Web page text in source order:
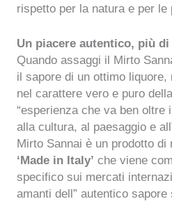
rispetto per la natura e per le
Un piacere autentico, più
Quando assaggi il Mirto
il sapore di un ottimo
nel carattere vero e puro
“esperienza che va ben oltre
alla cultura, al paesaggio e
Mirto Sannai è un prodotto
‘Made in Italy’ che viene
specifico sui mercati
amanti dell” autentico